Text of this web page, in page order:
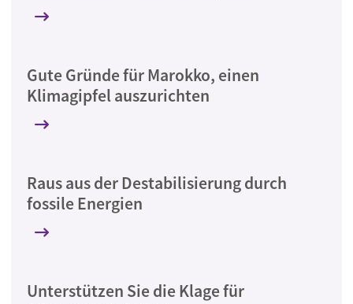
Gute Gründe für Marokko, einen
Klimagipfel auszurichten
Raus aus der Destabilisierung durch
fossile Energien
Unterstützen Sie die Klage für